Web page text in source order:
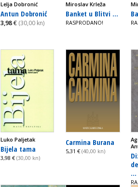
Lelja Dobronić
Antun Dobronić
3,98€ (30,00 kn)
Miroslav Krleža
Banket u Blitvi ...
RASPRODANO!
Luko Paljetak
Bijela tama
3,98 € (30,00 kn)
Carmina Burana
5,31 € (40,00 kn)
...